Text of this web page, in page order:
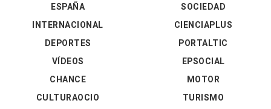
ESPAÑA
INTERNACIONAL
DEPORTES
VÍDEOS
SOCIEDAD
CIENCIAPLUS
PORTALTIC
EPSOCIAL
CHANCE
CULTURAOCIO
MOTOR
TURISMO